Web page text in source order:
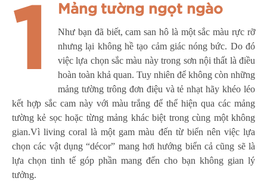
1 Mảng tường ngọt ngào
Như bạn đã biết, cam san hô là một sắc màu rực rỡ
nhưng lại không hề tạo cảm giác nóng bức. Do đó
việc lựa chọn sắc màu này trong sơn nội thất là điều
hoàn toàn khả quan. Tuy nhiên để không còn những
mảng tường trông đơn điệu và tẻ nhạt hãy khéo léo
kết hợp sắc cam này với màu trắng để thể hiện qua các mảng
tường kẻ sọc hoặc từng mảng khác biệt trong cùng một không
gian.Vì living coral là một gam màu đến từ biển nên việc lựa
chọn các vật dụng “décor” mang hơi hướng biển cả cũng sẽ là
lựa chọn tinh tế góp phần mang đến cho bạn không gian lý
tưởng.